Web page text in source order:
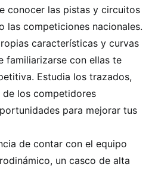
conocer las pistas y circuitos
las competiciones nacionales.
características y curvas
familiarizarse con ellas te
Estudia los trazados,
de los competidores
para mejorar tus
de contar con el equipo
un casco de alta